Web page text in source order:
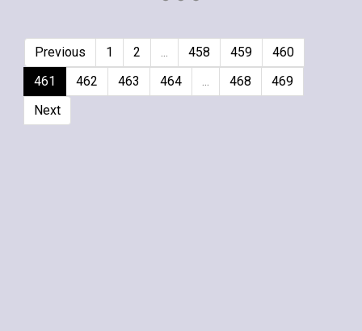
Previous 1 2 ... 458 459
460
461
462 463 464 ... 468
469
Next